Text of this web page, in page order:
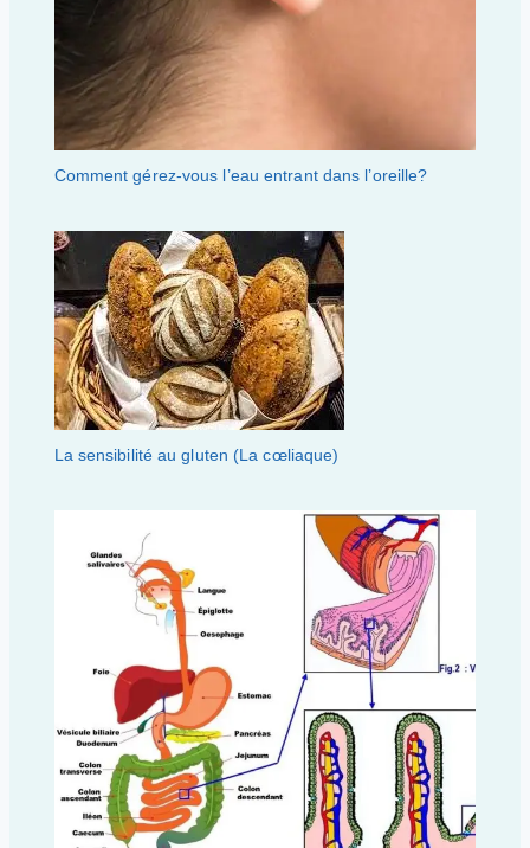
Comment gérez-vous l’eau entrant dans l’oreille?
La sensibilité au gluten (La cœliaque)